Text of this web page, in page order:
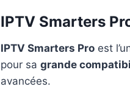
IPTV Smarters
IPTV Smarters Pro est
pour sa grande
avancées.